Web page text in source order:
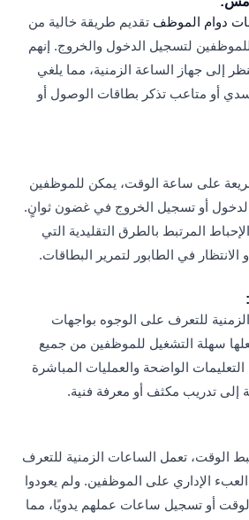
دوام الموظف تقديم طريقة خالية من
لتسجيل الدخول والخروج. إنهم
إلى جهاز الساعة الزمنية، مما يلغي
أو متاعب تذكر بطاقات الوصول أو
على ساعة الوقت، يمكن للموظفين
أو تسجيل الخروج في غضون ثوانٍ.
المرتبط بالطرق التقليدية التي
الانتظار في الطابور لتمرير البطاقات.
للتعرف على الوجوه بواجهات
سهلة التشغيل للموظفين من جميع
التعليمات الواضحة والعمليات المباشرة
إلى تدريب مكثف أو معرفة فنية.
الوقت، تعمل الساعات الزمنية للتعرف
الإداري على الموظفين. ولم يعودوا
أو تسجيل ساعات عملهم يدويًا، مما